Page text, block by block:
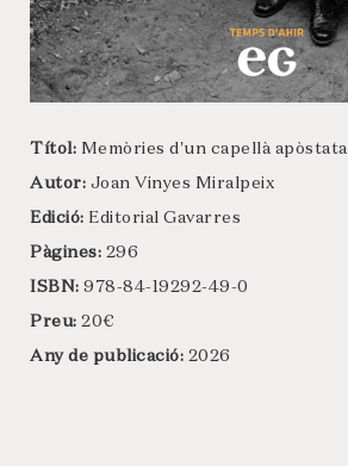
Títol: Memòries d'un capellà apòstata
Autor: Joan Vinyes Miralpeix
Edició: Editorial Gavarres
Pàgines: 296
ISBN: 978-84-19292-49-0
Preu: 20€
Any de publicació: 2026